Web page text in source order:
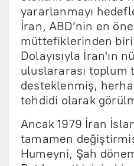
yararlanmayı
İran, ABD’nin en
müttefiklerinden
Dolayısıyla İran'ın
uluslararası toplum
desteklenmiş,
tehdidi olarak
Ancak 1979 İran
tamamen
Humeyni, Şah